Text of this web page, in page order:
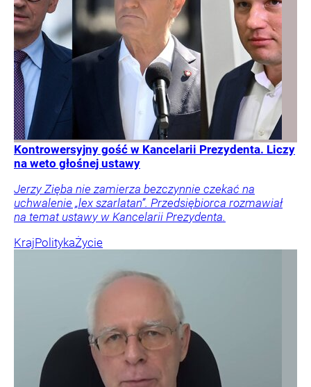
Kontrowersyjny gość w Kancelarii Prezydenta. Liczy
na weto głośnej ustawy
Jerzy Zięba nie zamierza bezczynnie czekać na
uchwalenie „lex szarlatan”. Przedsiębiorca rozmawiał
na temat ustawy w Kancelarii Prezydenta.
KrajPolitykaŻycie